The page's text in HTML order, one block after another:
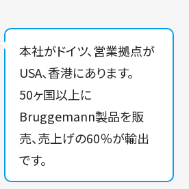
本社がドイツ、営業拠点が
USA、香港にあります。
50ヶ国以上に
Bruggemann製品を販
売、売上げの60％が輸出
です。